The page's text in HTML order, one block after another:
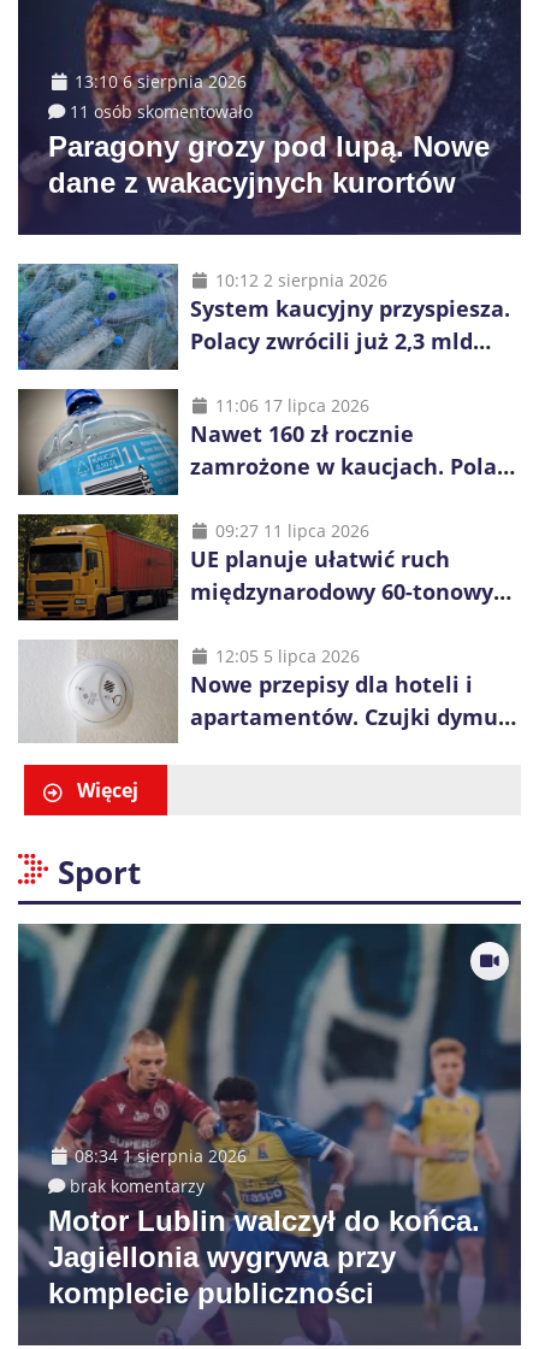
13:10 6 sierpnia 2026
11 osób skomentowało
Paragony grozy pod lupą. Nowe
dane z wakacyjnych kurortów
10:12 2 sierpnia 2026
System kaucyjny przyspiesza.
Polacy zwrócili już 2,3 mld
11:06 17 lipca 2026
Nawet 160 zł rocznie
zamrożone w kaucjach. Polacy
vouchery
09:27 11 lipca 2026
UE planuje ułatwić ruch
międzynarodowy 60-tonowych
konkurencji
12:05 5 lipca 2026
Nowe przepisy dla hoteli i
apartamentów. Czujki dymu
Więcej
Sport
08:34 1 sierpnia 2026
brak komentarzy
Motor Lublin walczył do końca.
Jagiellonia wygrywa przy
komplecie publiczności